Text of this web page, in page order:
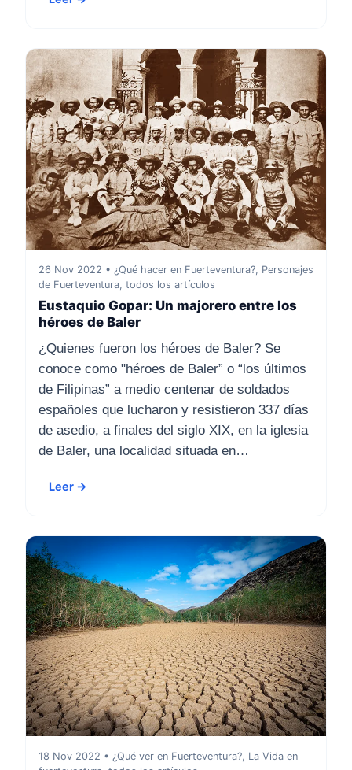
26 Nov 2022 • ¿Qué hacer en Fuerteventura?, Personajes
de Fuerteventura, todos los artículos
Eustaquio Gopar: Un majorero entre los
héroes de Baler
¿Quienes fueron los héroes de Baler? Se
conoce como "héroes de Baler” o “los últimos
de Filipinas” a medio centenar de soldados
españoles que lucharon y resistieron 337 días
de asedio, a finales del siglo XIX, en la iglesia
de Baler, una localidad situada en…
Leer →
18 Nov 2022 • ¿Qué ver en Fuerteventura?, La Vida en